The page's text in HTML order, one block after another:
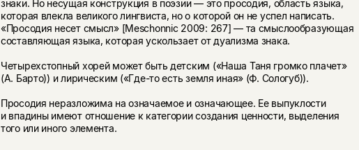
знаки. Но несущая конструкция в поэзии — это просодия, область языка,
которая влекла великого лингвиста, но о которой он не успел написать.
«Просодия несет смысл» [Meschonnic 2009: 267] — та смыслообразующая
составляющая языка, которая ускользает от дуализма знака.
Четырехстопный хорей может быть детским («Наша Таня громко плачет»
(А. Барто)) и лирическим («Где-то есть земля иная» (Ф. Сологуб)).
Просодия неразложима на означаемое и означающее. Ее выпуклости
и впадины имеют отношение к категории создания ценности, выделения
того или иного элемента.